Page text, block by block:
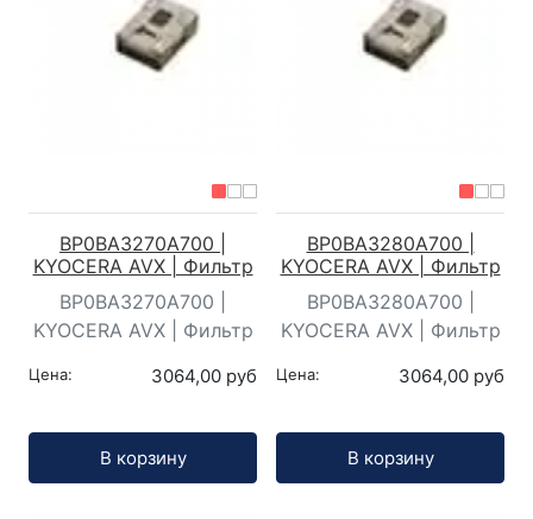
BP0BA3270A700 |
KYOCERA AVX | Фильтр
BP0BA3270A700 |
KYOCERA AVX | Фильтр
Цена: 3064,00 руб
В корзину
BP0BA3280A700 |
KYOCERA AVX | Фильтр
BP0BA3280A700 |
KYOCERA AVX | Фильтр
Цена: 3064,00 руб
В корзину